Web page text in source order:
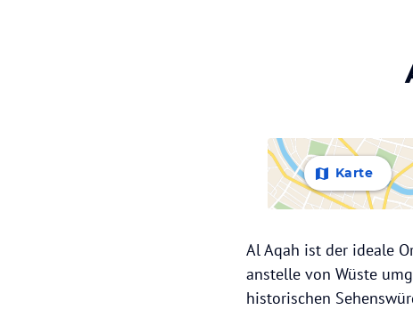
Karte
Al Aqah ist der ideale
anstelle von Wüste
historischen